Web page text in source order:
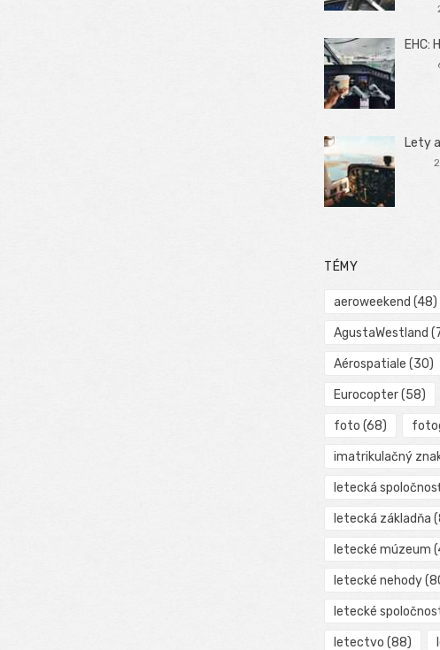
EHC:
Lety
TÉMY
aeroweekend (48)
AgustaWestland
Aérospatiale (30)
Eurocopter(58)
foto (68)
imatrikulačný znak
letecká
letecká základňa
letecké múzeum
letecké nehody
letecké
letectvo (88)